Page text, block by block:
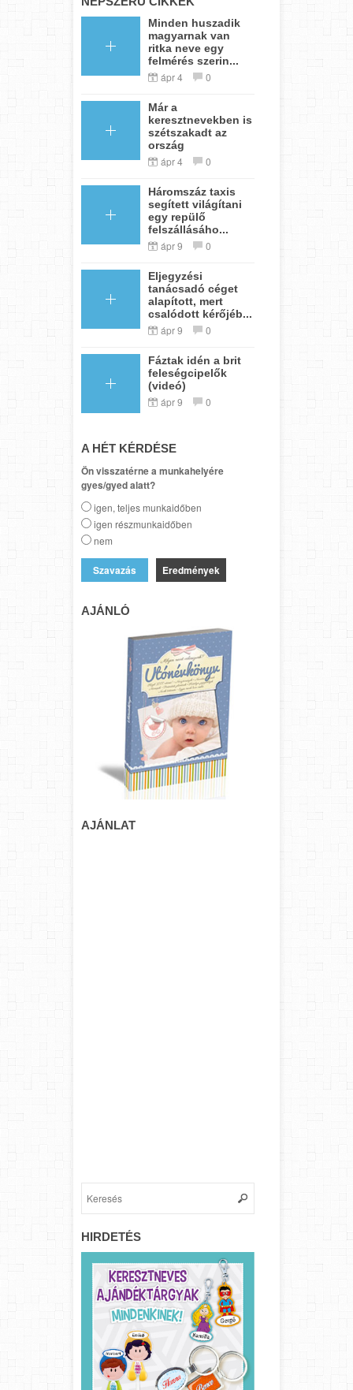
Minden huszadik
magyarnak van
ritka neve egy
felmérés szerin...
ápr 4 0
Már a
keresztnevekben is
szétszakadt az
ország
ápr 4 0
Háromszáz taxis
segített világítani
egy repülő
felszállásáho...
ápr 9 0
Eljegyzési
tanácsadó céget
alapított, mert
csalódott kérőjéb...
ápr 9 0
Fáztak idén a brit
feleségcipelők
(videó)
ápr 9 0
A HÉT KÉRDÉSE
Ön visszatérne a munkahelyére
gyes/gyed alatt?
igen, teljes munkaidőben
igen részmunkaidőben
nem
Eredmények
AJÁNLÓ
AJÁNLAT
HIRDETÉS